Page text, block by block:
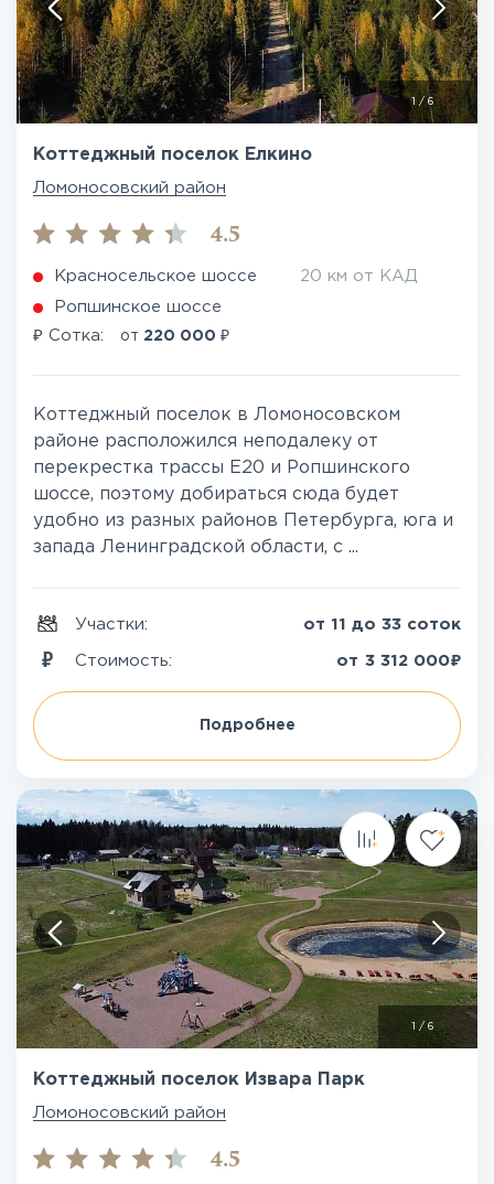
/6
Коттеджный поселок Елкино
Ломоносовский район
4.5
Красносельское шоссе 20 км от КАД
Ропшинское шоссе
₽ Сотка: от 220 000 ₽
Коттеджный поселок в Ломоносовском
районе расположился неподалеку от
перекрестка трассы Е20 и Ропшинского
шоссе, поэтому добираться сюда будет
удобно из разных районов Петербурга, юга и
запада Ленинградской области, с ...
Участки: от 11 до 33 соток
Стоимость: от 3 312 000₽
Подробнее
/ 6
Коттеджный поселок Извара Парк
Ломоносовский район
4.5